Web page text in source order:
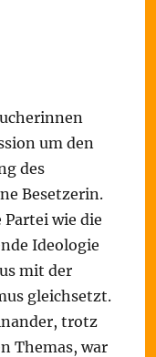
um den
des
Besetzerin.
wie die
Ideologie
mit der
gleichsetzt.
trotz
Themas, war